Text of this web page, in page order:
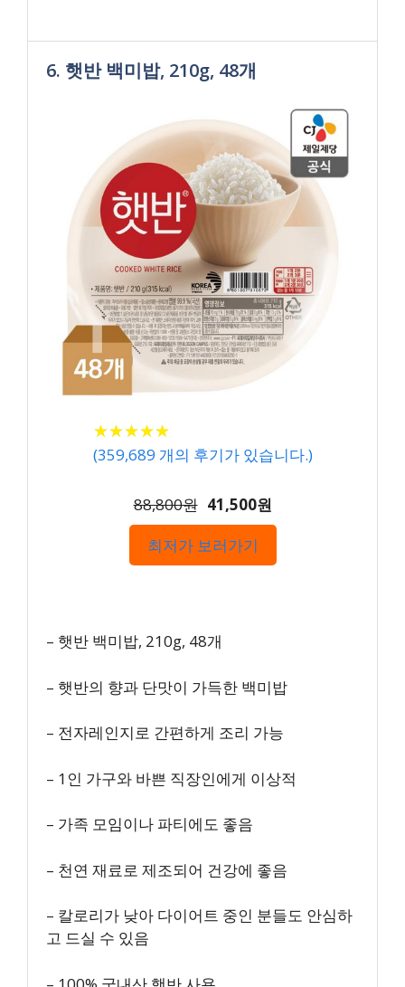
6. 햇반 백미밥, 210g, 48개
★★★★★
★★★★★
(359,689 개의 후기가 있습니다.)
88,800원 41,500원
최저가 보러가기
– 햇반 백미밥, 210g, 48개
– 햇반의 향과 단맛이 가득한 백미밥
– 전자레인지로 간편하게 조리 가능
– 1인 가구와 바쁜 직장인에게 이상적
– 가족 모임이나 파티에도 좋음
– 천연 재료로 제조되어 건강에 좋음
– 칼로리가 낮아 다이어트 중인 분들도 안심하
고 드실 수 있음